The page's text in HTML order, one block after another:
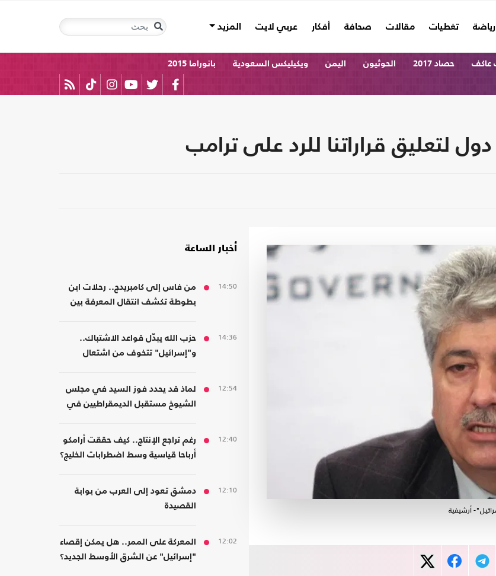
رياضة تغطيات مقالات صحافة أفكار عربي لايت المزيد
عاكف حصاد 2017 الحوثيون اليمن ويكيليكس السعودية بانوراما 2015
لتعليق قراراتنا للرد على ترامب
أرشيفية
أخبار الساعة
14:50
من فاس إلى كامبريدج.. رحلات ابن
بطوطة تكشف انتقال المعرفة بين
14:36
حزب الله يبدّل قواعد الاشتباك..
و"إسرائيل" تتخوف من اشتعال
12:54
لماذ قد يحدد فوز السيد في مجلس
الشيوخ مستقبل الديمقراطيين في
12:40
رغم تراجع الإنتاج.. كيف حققت أرامكو
أرباحا قياسية وسط اضطرابات الخليج؟
12:10
دمشق تعود إلى العرب من بوابة
القصيدة
12:02
المعركة على الممر.. هل يمكن إقصاء
"إسرائيل" عن الشرق الأوسط الجديد؟